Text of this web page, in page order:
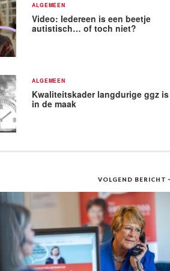
ALGEMEEN
Video: Iedereen is een beetje
autistisch… of toch niet?
ALGEMEEN
Kwaliteitskader langdurige ggz is
in de maak
VOLGEND BERICHT